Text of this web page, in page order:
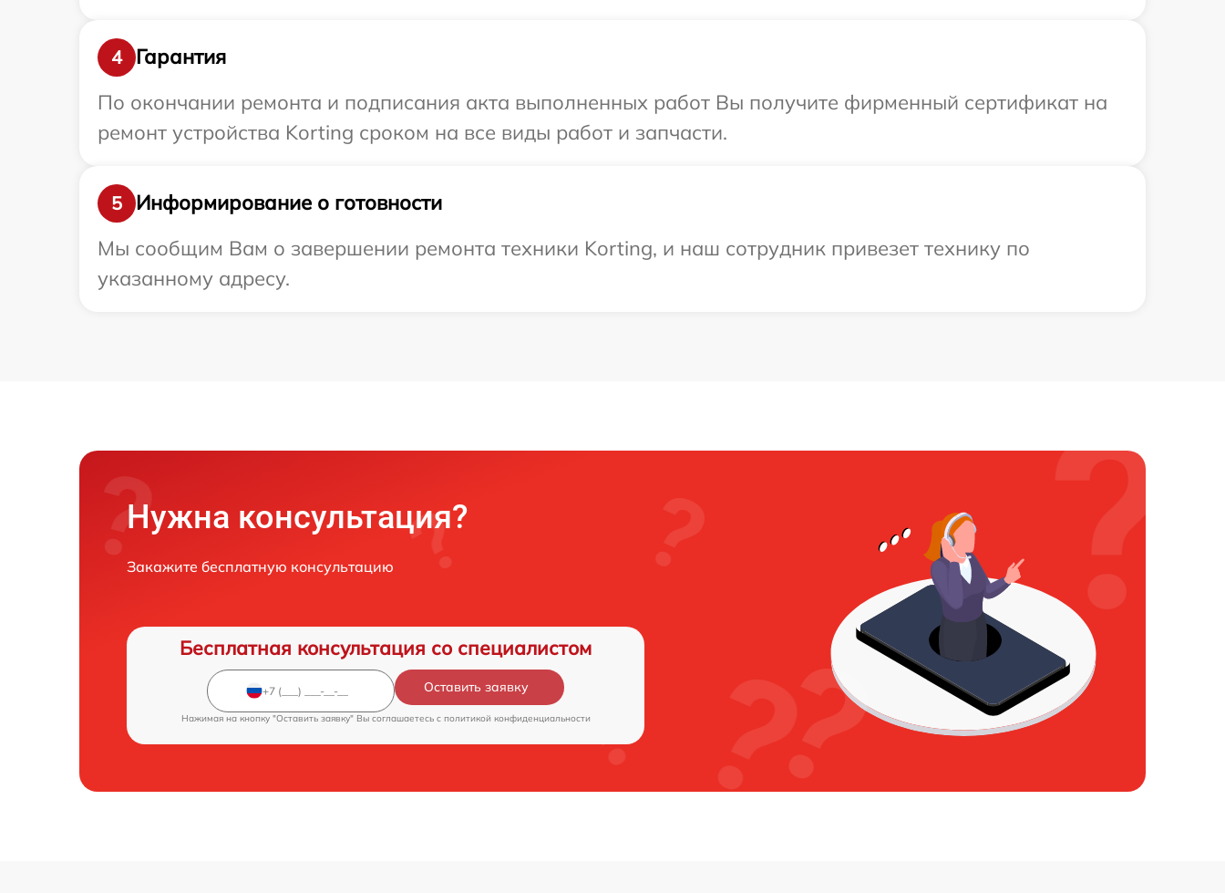
4
Гарантия
По окончании ремонта и подписания акта выполненных работ Вы получите фирменный сертификат на
ремонт устройства Korting сроком на все виды работ и запчасти.
5
Информирование о готовности
Мы сообщим Вам о завершении ремонта техники Korting, и наш сотрудник привезет технику по
указанному адресу.
Нужна консультация?
Закажите бесплатную консультацию
Бесплатная консультация со специалистом
Оставить заявку
Нажимая на кнопку "Оставить заявку" Вы соглашаетесь c политикой конфиденциальности